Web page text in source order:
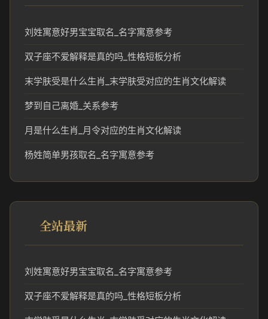
刘姓寓意好男宝宝取名_名字寓意参考
双子座不爱解释是真的吗_性格短板分析
末学肤受是什么生肖_末学肤受对应的生肖文化解读
梦到自己离婚_关系参考
月是什么生肖_月令对应的生肖文化解读
杨姓简单男孩取名_名字寓意参考
全站最新
刘姓寓意好男宝宝取名_名字寓意参考
双子座不爱解释是真的吗_性格短板分析